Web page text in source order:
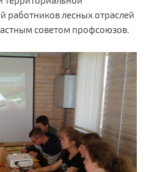
работников лесных отраслей
советом профсоюзов.